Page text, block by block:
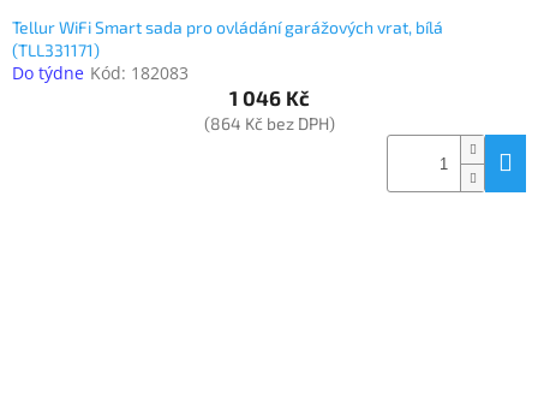
Tellur WiFi Smart sada pro ovládání garážových vrat, bílá
(TLL331171)
Do týdne Kód: 182083
1 046 Kč
(864 Kč bez DPH)